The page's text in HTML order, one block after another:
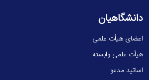
دانشگاهیان
اعضای هیأت علمی
هیأت علمی وابسته
اساتید مدعو